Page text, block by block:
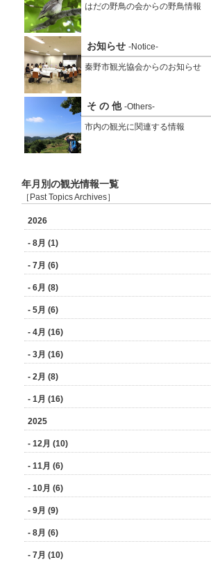
はだの野鳥の会からの野鳥情報
お知らせ -Notice-
秦野市観光協会からのお知らせ
そ の 他 -Others-
市内の観光に関連する情報
年月別の観光情報一覧
［Past Topics Archives］
2026
- 8月 (1)
- 7月 (6)
- 6月 (8)
- 5月 (6)
- 4月 (16)
- 3月 (16)
- 2月 (8)
- 1月 (16)
2025
- 12月 (10)
- 11月 (6)
- 10月 (6)
- 9月 (9)
- 8月 (6)
- 7月 (10)